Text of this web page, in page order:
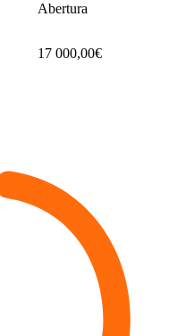
Abertura
17 000,00€